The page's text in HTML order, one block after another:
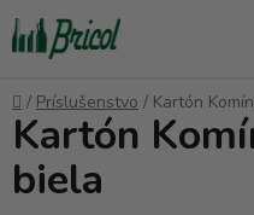
Prejsť
na
obsah
Domov
/ Príslušenstvo / Kartón
Kartón
biela